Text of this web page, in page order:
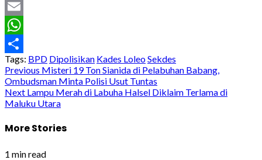
Twitter
Email
WhatsApp
Share
Tags: BPD Dipolisikan Kades LoleoSekdes
Post
navigation
Previous Misteri 19 Ton Sianida di Pelabuhan Babang,
Ombudsman Minta Polisi Usut Tuntas
Next Lampu Merah di Labuha Halsel Diklaim Terlama di
Maluku Utara
More Stories
1 min read